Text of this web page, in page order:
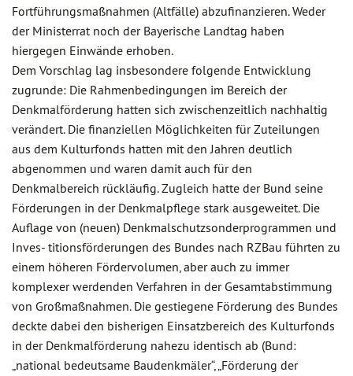
Fortführungsmaßnahmen (Altfälle) abzufinanzieren. Weder
der Ministerrat noch der Bayerische Landtag haben
hiergegen Einwände erhoben.
Dem Vorschlag lag insbesondere folgende Entwicklung
zugrunde: Die Rahmenbedingungen im Bereich der
Denkmalförderung hatten sich zwischenzeitlich nachhaltig
verändert. Die finanziellen Möglichkeiten für Zuteilungen
aus dem Kulturfonds hatten mit den Jahren deutlich
abgenommen und waren damit auch für den
Denkmalbereich rückläufig. Zugleich hatte der Bund seine
Förderungen in der Denkmalpflege stark ausgeweitet. Die
Auflage von (neuen) Denkmalschutzsonderprogrammen und
Inves- titionsförderungen des Bundes nach RZBau führten zu
einem höheren Fördervolumen, aber auch zu immer
komplexer werdenden Verfahren in der Gesamtabstimmung
von Großmaßnahmen. Die gestiegene Förderung des Bundes
deckte dabei den bisherigen Einsatzbereich des Kulturfonds
in der Denkmalförderung nahezu identisch ab (Bund:
„national bedeutsame Baudenkmäler“, „Förderung der